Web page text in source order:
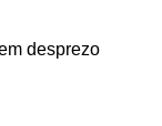
desprezo